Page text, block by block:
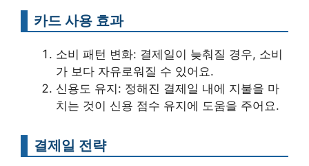
카드 사용 효과
소비 패턴 변화: 결제일이 늦춰질 경우, 소비
가 보다 자유로워질 수 있어요.
신용도 유지: 정해진 결제일 내에 지불을 마
치는 것이 신용 점수 유지에 도움을 주어요.
결제일 전략